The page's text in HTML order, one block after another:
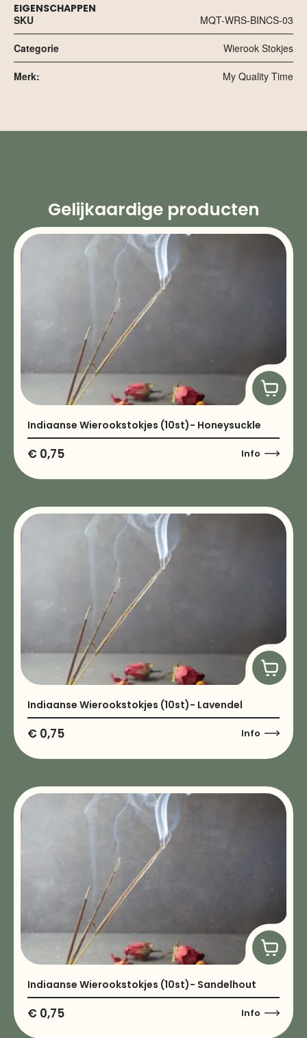
EIGENSCHAPPEN
SKU
MQT-WRS-BINCS-03
Categorie Wierook Stokjes
Merk: My Quality Time
Gelijkaardige producten
Indiaanse Wierookstokjes (10st)- Honeysuckle
€ 0,75 Info
Indiaanse Wierookstokjes (10st)- Lavendel
€ 0,75 Info
Indiaanse Wierookstokjes (10st)- Sandelhout
€ 0,75 Info